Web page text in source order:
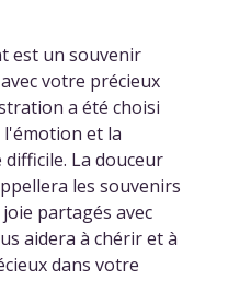
est un souvenir
votre précieux
a été choisi
et la
La douceur
les souvenirs
partagés avec
aidera à chérir et à
dans votre